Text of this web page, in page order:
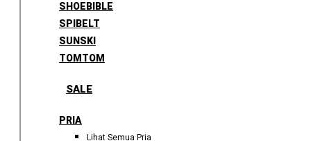
SHOEBIBLE
SPIBELT
SUNSKI
TOMTOM
SALE
PRIA
Lihat Semua Pria